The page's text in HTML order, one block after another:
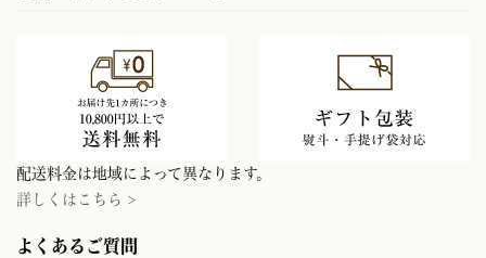
配送料金は地域によって異なります。
詳しくはこちら >
よくあるご質問